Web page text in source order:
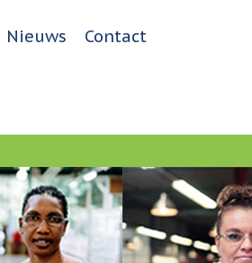
Nieuws Contact